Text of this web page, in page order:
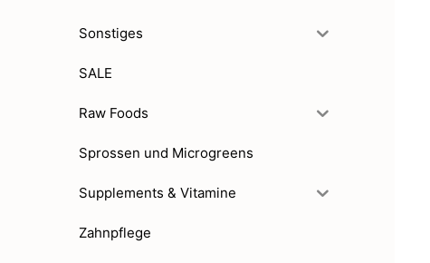
Sonstiges
SALE
Raw Foods
Sprossen und Microgreens
Supplements & Vitamine
Zahnpflege